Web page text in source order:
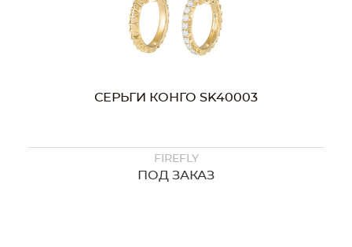
СЕРЬГИ КОНГО SK40003
FIREFLY
ПОД ЗАКАЗ